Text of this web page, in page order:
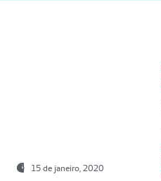
15 de janeiro, 2020